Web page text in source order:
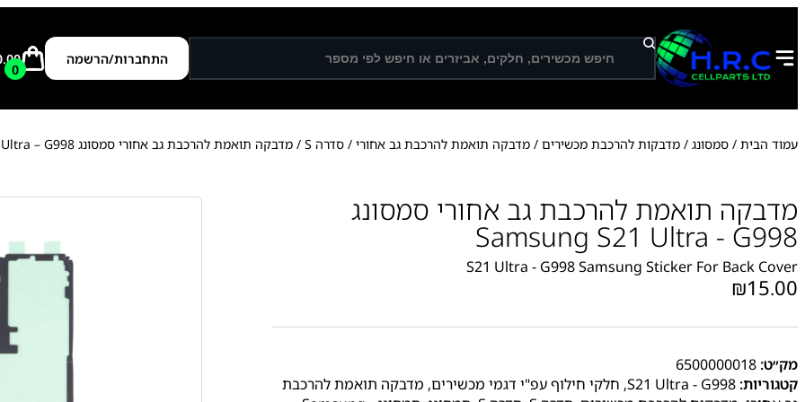
ח
י
פ
התחברות/הרשמה
0
עמוד הבית / סמסונג / מדבקות להרכבת מכשירים / מדבקה תואמת להרכבת גב אחורי / סדרה S / מדבקה תואמת להרכבת גב אחורי סמסונג Samsung S21 Ultra – G998
מדבקה תואמת להרכבת גב אחורי סמסונג
Samsung S21 Ultra - G998
S21 Ultra - G998 Samsung Sticker For Back Cover
₪15.00
מק״ט: 6500000018
קטגוריות: S21 Ultra - G998
, חלקי חילוף עפ"י דגמי מכשירים, מדבקה תואמת להרכבת